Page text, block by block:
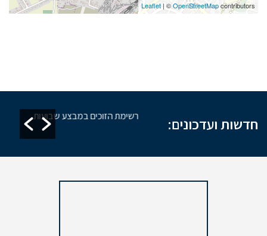
Leaflet | ©OpenStreetMapcontributors
חדשות ועדכונים: רשימת הזוכים במבצע שבועות